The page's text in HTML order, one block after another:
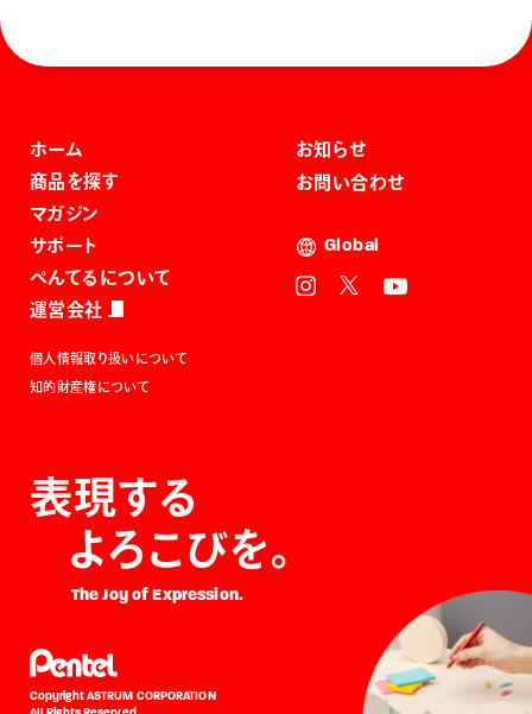
ホーム
商品を探す
マガジン
サポート
ぺんてるについて
運営会社
お知らせ
お問い合わせ
Global
個人情報取り扱いについて
知的財産権について
表現する
よろこびを。
The Joy of Expression.
Copyright ASTRUM CORPORATION